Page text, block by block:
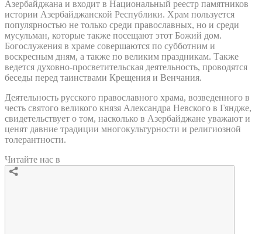
Азербайджана и входит в Национальный реестр памятников
истории Азербайджанской Республики. Храм пользуется
популярностью не только среди православных, но и среди
мусульман, которые также посещают этот Божий дом.
Богослужения в храме совершаются по субботним и
воскресным дням, а также по великим праздникам. Также
ведется духовно-просветительская деятельность, проводятся
беседы перед таинствами Крещения и Венчания.
Деятельность русского православного храма, возведенного в
честь святого великого князя Александра Невского в Гяндже,
свидетельствует о том, насколько в Азербайджане уважают и
ценят давние традиции многокультурности и религиозной
толерантности.
Читайте нас в